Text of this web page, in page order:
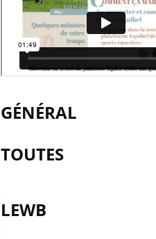
GÉNÉRAL
TOUTES
LEWB